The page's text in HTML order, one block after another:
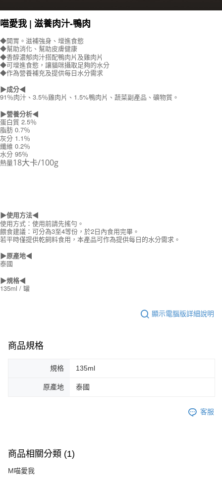
喵愛我 | 滋養肉汁-鴨肉
◆開胃。滋補強身、增進食慾
◆幫助消化、幫助皮膚健康
◆香醇濃郁肉汁搭配鴨肉片及雞肉片
◆可增進食慾，讓貓咪攝取足夠的水分
◆作為營養補充及提供每日水分需求
▶成分◀
91％肉汁、3.5％雞肉片、1.5%鴨肉片、蔬菜副產品、礦物質。
▶營養分析◀
蛋白質 2.5％
脂肪 0.7％
灰分 1.1％
纖維 0.2％
水分 95％
熱量18大卡/100g
▶使用方法◀
使用方式：使用前請先搖勻。
餵食建議：可分為3至4等份，於2日內食用完畢。
若平時僅提供乾飼料食用，本產品可作為提供每日的水分需求。
▶原產地◀
泰國
▶規格◀
135ml / 罐
顯示電腦版詳細說明
商品規格
規格 135ml
原產地 泰國
客服
商品相關分類 (1)
M喵愛我